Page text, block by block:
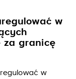
w
za granicę
w